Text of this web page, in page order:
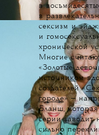
в
в
сексизм и
и
хронической
Многие
«Золотые
источником
создателей «
городе» —
Бланш,
серии заводит
сильно